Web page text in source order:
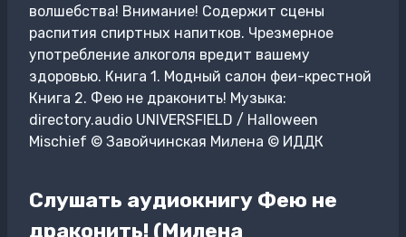
волшебства! Внимание! Содержит сцены
распития спиртных напитков. Чрезмерное
употребление алкоголя вредит вашему
здоровью. Книга 1. Модный салон феи-крестной
Книга 2. Фею не драконить! Музыка:
directory.audio UNIVERSFIELD / Halloween
Mischief © Завойчинская Милена © ИДДК
Слушать аудиокнигу Фею не
драконить! (Милена